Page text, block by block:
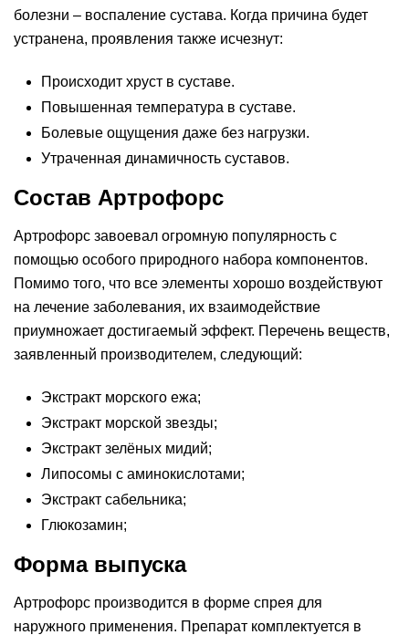
болезни – воспаление сустава. Когда причина будет
устранена, проявления также исчезнут:
Происходит хруст в суставе.
Повышенная температура в суставе.
Болевые ощущения даже без нагрузки.
Утраченная динамичность суставов.
Состав Артрофорс
Артрофорс завоевал огромную популярность с
помощью особого природного набора компонентов.
Помимо того, что все элементы хорошо воздействуют
на лечение заболевания, их взаимодействие
приумножает достигаемый эффект. Перечень веществ,
заявленный производителем, следующий:
Экстракт морского ежа;
Экстракт морской звезды;
Экстракт зелёных мидий;
Липосомы с аминокислотами;
Экстракт сабельника;
Глюкозамин;
Форма выпуска
Артрофорс производится в форме спрея для
наружного применения. Препарат комплектуется в